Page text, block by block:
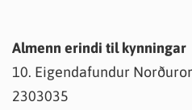
Almenn erindi til kynningar
10. Eigendafundur
2303035